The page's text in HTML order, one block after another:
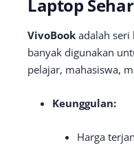
Laptop
VivoBook adalah seri
banyak digunakan
pelajar, mahasiswa,
Keunggulan:
Harga